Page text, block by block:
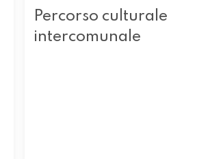
Percorso culturale
intercomunale